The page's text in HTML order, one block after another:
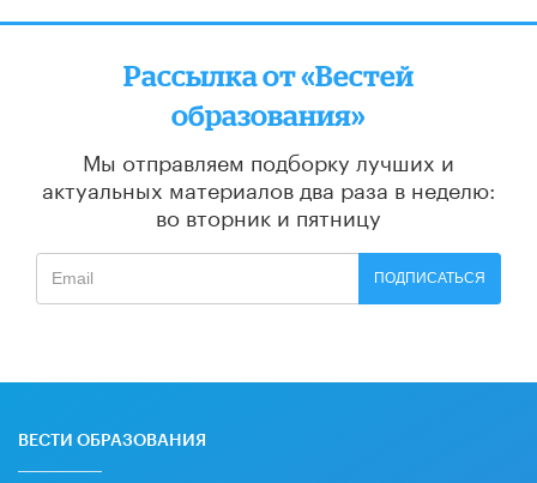
Рассылка от «Вестей
образования»
Мы отправляем подборку лучших и
актуальных материалов два раза в неделю:
во вторник и пятницу
ПОДПИСАТЬСЯ
ВЕСТИ ОБРАЗОВАНИЯ